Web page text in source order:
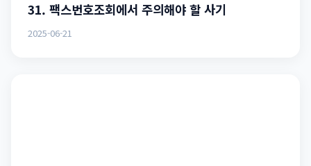
31. 팩스번호조회에서 주의해야 할 사기
2025-06-21